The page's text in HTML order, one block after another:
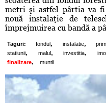
metri şi astfel pârtia va fi
nouă instalaţie de
împrejmuirea cu bandă a
Taguri: fondul , instalatie,
statiunii, malul, investitia,
finalizare, muntii